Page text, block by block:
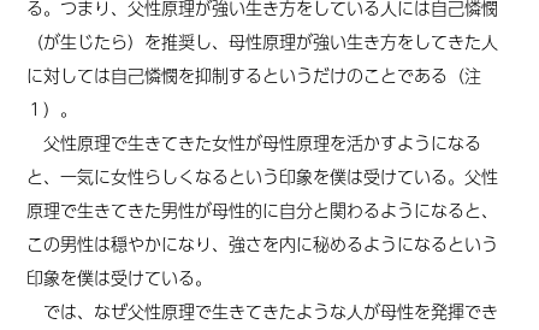
る。つまり、父性原理が強い生き方をしている人には自己憐憫
（が生じたら）を推奨し、母性原理が強い生き方をしてきた人
に対しては自己憐憫を抑制するというだけのことである（注
１）。
父性原理で生きてきた女性が母性原理を活かすようになる
と、一気に女性らしくなるという印象を僕は受けている。父性
原理で生きてきた男性が母性的に自分と関わるようになると、
この男性は穏やかになり、強さを内に秘めるようになるという
印象を僕は受けている。
では、なぜ父性原理で生きてきたような人が母性を発揮でき